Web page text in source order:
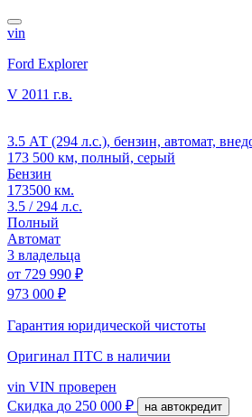
vin
Ford Explorer
V 2011 г.в.
3.5 АТ (294 л.с.), бензин, автомат,
173 500 км, полный, серый
Бензин
173500 км.
3.5 / 294 л.с.
Полный
Автомат
3 владельца
от 729 990 ₽
973 000 ₽
Гарантия юридической чистоты
Оригинал ПТС в наличии
vin VIN проверен
Скидка до 250 000 ₽ на автокредит